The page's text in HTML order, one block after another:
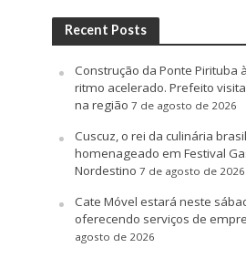
Recent Posts
Construção da Ponte Pirituba
ritmo acelerado. Prefeito
na região 7 de agosto de 2026
Cuscuz, o rei da culinária
homenageado em Festival
Nordestino 7 de agosto de 2026
Cate Móvel estará neste
oferecendo serviços de
agosto de 2026